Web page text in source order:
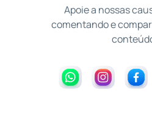
Apoie a nossas
comentando e